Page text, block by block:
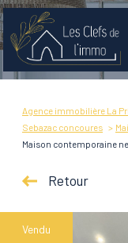
Accueil
Agence immobilière La
Sebazac concoures
Maison contemporaine
Retour
Vendu